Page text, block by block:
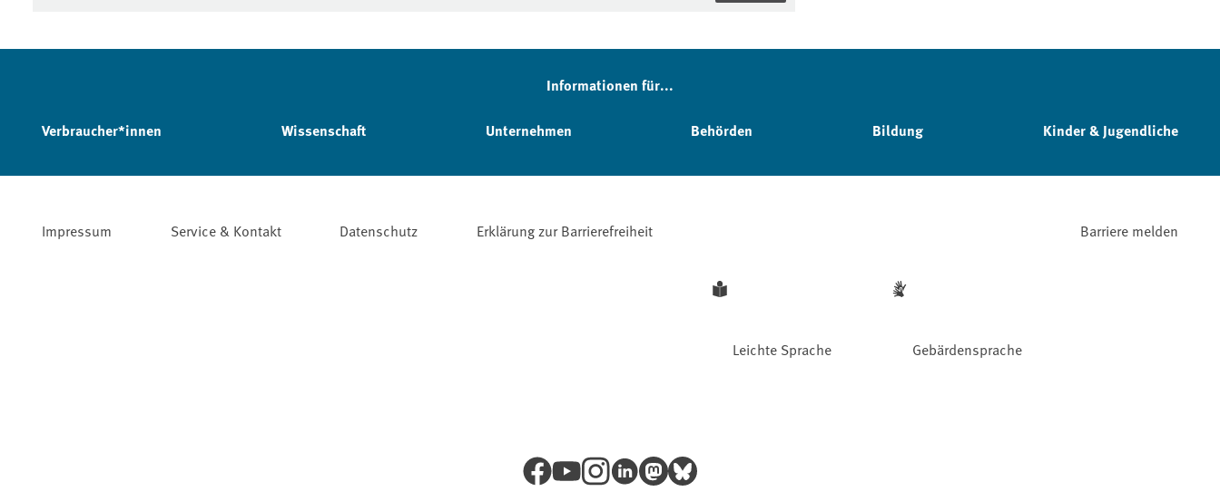
Informationen für...
Verbraucher*innen Wissenschaft Unternehmen Behörden Bildung Kinder & Jugendliche
Impressum Service & Kontakt Datenschutz Erklärung zur Barrierefreiheit
Leichte Sprache Gebärdensprache
Barriere melden